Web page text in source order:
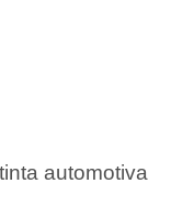
automotiva